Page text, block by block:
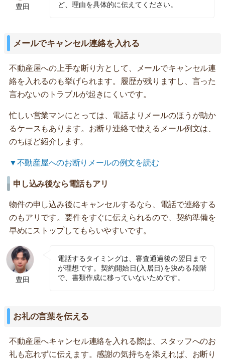
豊田
ど、理由を具体的に伝えてください。
メールでキャンセル連絡を入れる
不動産屋への上手な断り方として、メールでキャンセル連
絡を入れるのも挙げられます。履歴が残りますし、言った
言わないのトラブルが起きにくいです。
忙しい営業マンにとっては、電話よりメールのほうが助か
るケースもあります。お断り連絡で使えるメール例文は、
のちほど紹介します。
▼不動産屋へのお断りメールの例文を読む
申し込み後なら電話もアリ
物件の申し込み後にキャンセルするなら、電話で連絡する
のもアリです。要件をすぐに伝えられるので、契約準備を
早めにストップしてもらいやすいです。
豊田
電話するタイミングは、審査通過後の翌日まで
が理想です。契約開始日(入居日)を決める段階
で、書類作成に移っていないためです。
お礼の言葉を伝える
不動産屋へキャンセル連絡を入れる際は、スタッフへのお
礼も忘れずに伝えます。感謝の気持ちを添えれば、お断り